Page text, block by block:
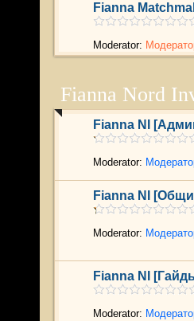
Fianna
Moderator:
Fianna Nord
Fianna NI
Moderator:
Fianna NI
Moderator:
Fianna NI
Moderator: